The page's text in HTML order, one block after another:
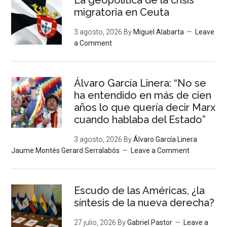
migratoria en Ceuta
3 agosto, 2026 By Miguel Alabarta
Leave
a Comment
Álvaro García Linera: “No se
ha entendido en más de cien
años lo que quería decir Marx
cuando hablaba del Estado”
3 agosto, 2026 ByÁlvaro García Linera
Jaume Montés Gerard Serralabós
Leave a Comment
Escudo de las Américas, ¿la
síntesis de la nueva derecha?
27 julio, 2026 ByGabriel Pastor
Leave a